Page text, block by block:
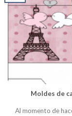
Moldes de
Al momento de